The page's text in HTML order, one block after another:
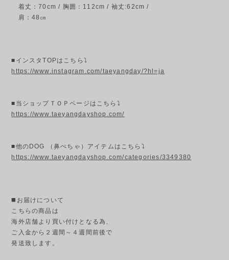
着丈：70cm / 胸囲：112cm / 袖丈:62cm /
肩：48㎝
■インスタTOPはこちら⤵
https://www.instagram.com/taeyangday/?hl=ja
■当ショップＴＯＰページはこちら⤵
https://www.taeyangdayshop.com/
■他のDOG （鼻ぺちゃ）アイテムはこちら⤵
https://www.taeyangdayshop.com/categories/3349380
◼️お届けについて
こちらの商品は
海外店舗より買い付けとなる為、
ご入金から２週間～４週間前後で
発送致します。